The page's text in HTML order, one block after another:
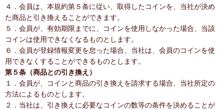
４．会員は、本規約第５条に従い、取得したコインを、当社が決め
た商品と引き換えることができます。
５．会員が、有効期限までに、コインを使用しなかった場合、当該
コインは使用できなくなるものとします。
６．会員が登録情報変更を怠った場合、当社は、会員のコインを使
用できなくすることができるものとします。
第５条（商品との引き換え）
１．会員が、コインと商品の引き換えを請求する場合、当社所定の
方法によるものとします。
２．当社は、引き換えに必要なコインの数等の条件を決めることが